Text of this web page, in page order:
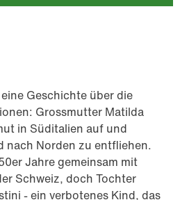
Geschichte über die
Grossmutter Matilda
in Süditalien auf und
nach Norden zu entfliehen.
Jahre gemeinsam mit
Schweiz, doch Tochter
- ein verbotenes Kind, das